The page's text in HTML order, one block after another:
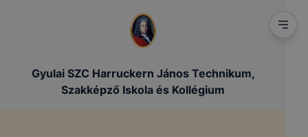
Gyulai SZC Harruckern János Technikum,
Szakképző Iskola és Kollégium